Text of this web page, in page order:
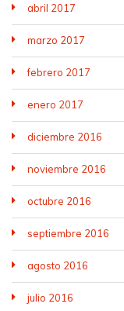
abril 2017
marzo 2017
febrero 2017
enero 2017
diciembre 2016
noviembre 2016
octubre 2016
septiembre 2016
agosto 2016
julio 2016